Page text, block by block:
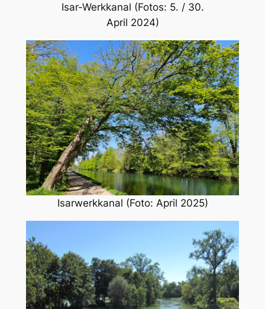
Isar-Werkkanal (Fotos: 5. / 30.
April 2024)
Isarwerkkanal (Foto: April 2025)